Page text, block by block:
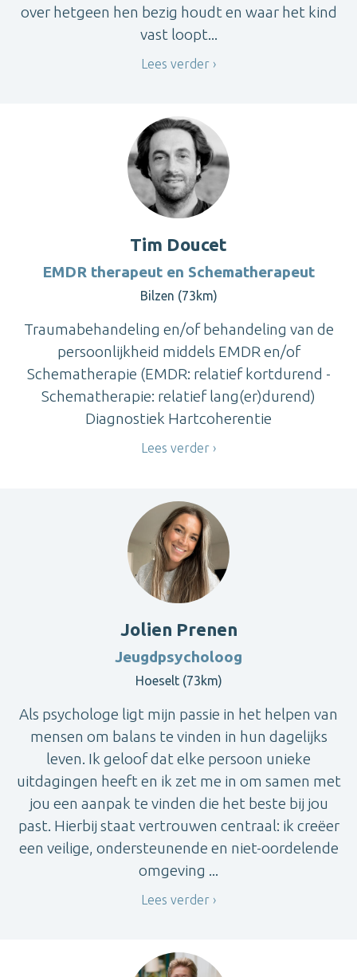
over hetgeen hen bezig houdt en waar het kind
vast loopt...
Lees verder
Tim Doucet
EMDR therapeut en Schematherapeut
Bilzen (73km)
Traumabehandeling en/of behandeling van de
persoonlijkheid middels EMDR en/of
Schematherapie (EMDR: relatief kortdurend -
Schematherapie: relatief lang(er)durend)
Diagnostiek Hartcoherentie
Lees verder
Jolien Prenen
Jeugdpsycholoog
Hoeselt (73km)
Als psychologe ligt mijn passie in het helpen van
mensen om balans te vinden in hun dagelijks
leven. Ik geloof dat elke persoon unieke
uitdagingen heeft en ik zet me in om samen met
jou een aanpak te vinden die het beste bij jou
past. Hierbij staat vertrouwen centraal: ik creëer
een veilige, ondersteunende en niet-oordelende
omgeving ...
Lees verder